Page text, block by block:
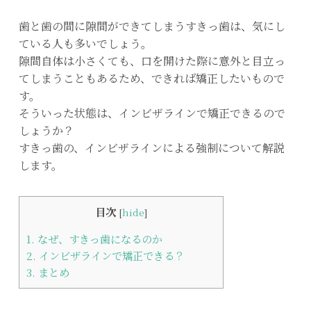
歯と歯の間に隙間ができてしまうすきっ歯は、気にし
ている人も多いでしょう。
隙間自体は小さくても、口を開けた際に意外と目立っ
てしまうこともあるため、できれば矯正したいもので
す。
そういった状態は、インビザラインで矯正できるので
しょうか？
すきっ歯の、インビザラインによる強制について解説
します。
目次 [hide]
1. なぜ、すきっ歯になるのか
2. インビザラインで矯正できる？
3. まとめ